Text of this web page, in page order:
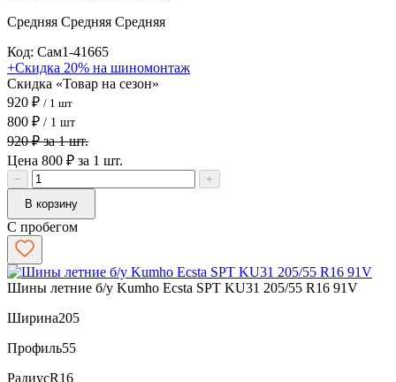
Средняя Средняя Средняя
Код: Сам1-41665
+Скидка 20% на шиномонтаж
Скидка «Товар на сезон»
920 ₽ / 1 шт
800 ₽ / 1 шт
920 ₽ за 1 шт.
Цена 800 ₽ за 1 шт.
−
+
В корзину
С пробегом
Шины летние б/у Kumho Ecsta SPT KU31 205/55 R16 91V
Ширина205
Профиль55
РадиусR16